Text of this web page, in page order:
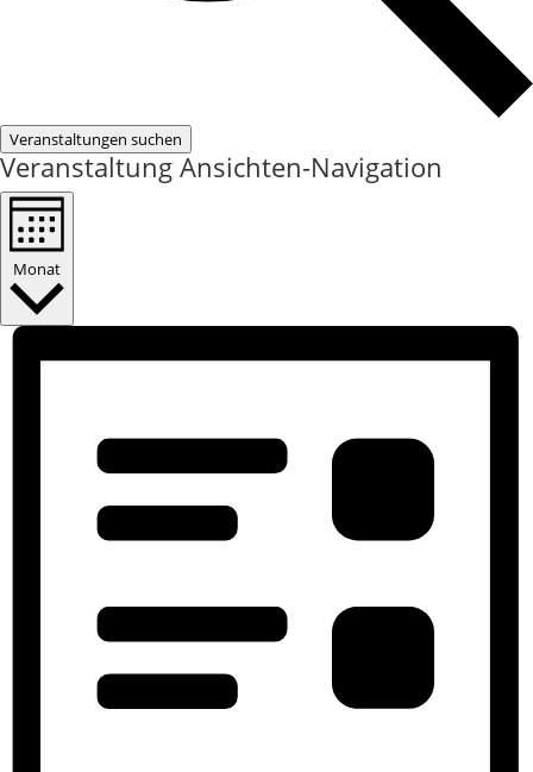
Veranstaltungen suchen
Veranstaltung Ansichten-Navigation
Monat